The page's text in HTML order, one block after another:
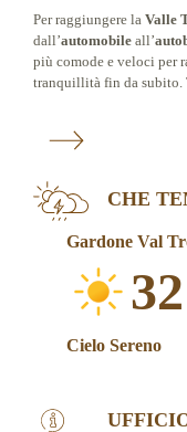
Per raggiungere la Valle
dall’automobileall’
più comode e veloci per
tranquillità fin da subito.
CHE
Gardone Val
32
Cielo Sereno